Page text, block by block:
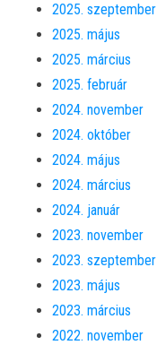
2025. szeptember
2025. május
2025. március
2025. február
2024. november
2024. október
2024. május
2024. március
2024. január
2023. november
2023. szeptember
2023. május
2023. március
2022. november